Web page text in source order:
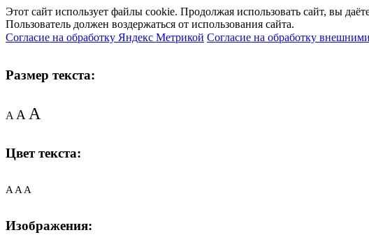
Этот сайт использует файлы cookie. Продолжая использовать сайт, вы
Пользователь должен воздержаться от использования сайта.
Согласие на обработку Яндекс Метрикой Согласие на обработку
Размер текста:
AAA
Цвет текста:
A A A
Изображения: